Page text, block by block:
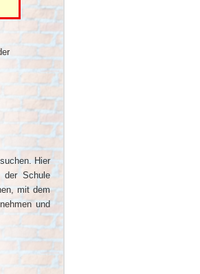
Hier
der Schule
mit dem
und